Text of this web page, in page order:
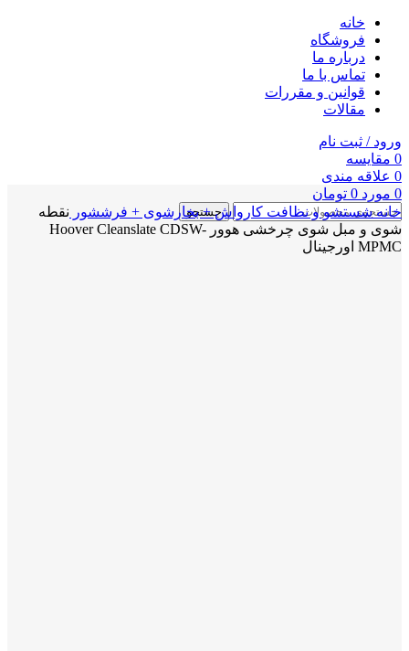
خانه
فروشگاه
درباره ما
تماس با ما
قوانین و مقررات
مقالات
ورود / ثبت نام
0 مقايسه
0 علاقه مندی
0 مورد 0 تومان
جستجو خانهشستشو و نظافت کارواش + بخارشوی + فرششور نقطه
شوی و مبل شوی چرخشی هوور Hoover Cleanslate CDSW-
MPMC اورجینال